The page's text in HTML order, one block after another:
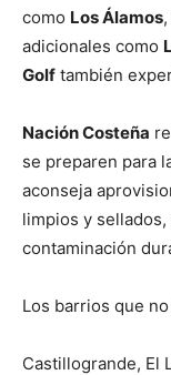
como Los Álamos,
adicionales como
Golf también
Nación Costeña
se preparen para
aconseja
limpios y
contaminación
Los barrios que
Castillogrande, El